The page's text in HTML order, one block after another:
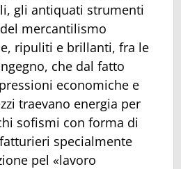
gli antiquati strumenti
mercantilismo
ripuliti e brillanti, fra le
che dal fatto
economiche e
traevano energia per
sofismi con forma di
specialmente
pel «lavoro